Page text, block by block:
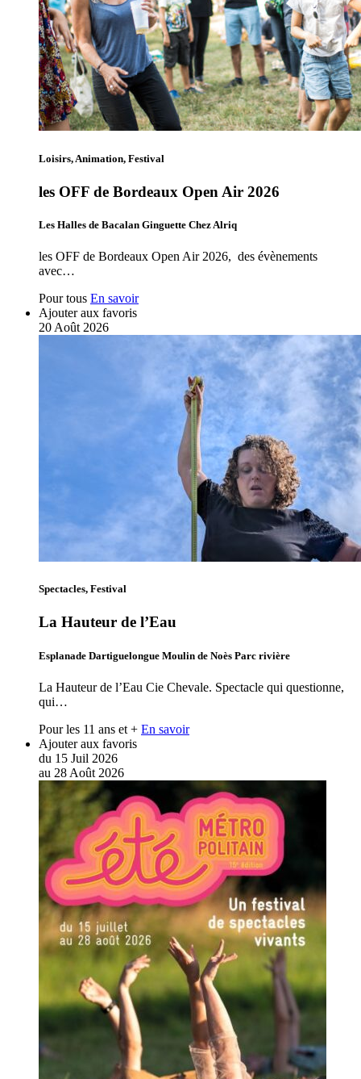
Loisirs, Animation, Festival
les OFF de Bordeaux Open Air 2026
Les Halles de Bacalan Ginguette Chez Alriq
les OFF de Bordeaux Open Air 2026, des évènements
avec…
Pour tous En savoir
Ajouter aux favoris
20 Août 2026
Spectacles, Festival
La Hauteur de l’Eau
Esplanade Dartiguelongue Moulin de Noès Parc rivière
La Hauteur de l’Eau Cie Chevale. Spectacle qui questionne,
qui…
Pour les 11 ans et + En savoir
Ajouter aux favoris
du 15 Juil 2026
au 28 Août 2026